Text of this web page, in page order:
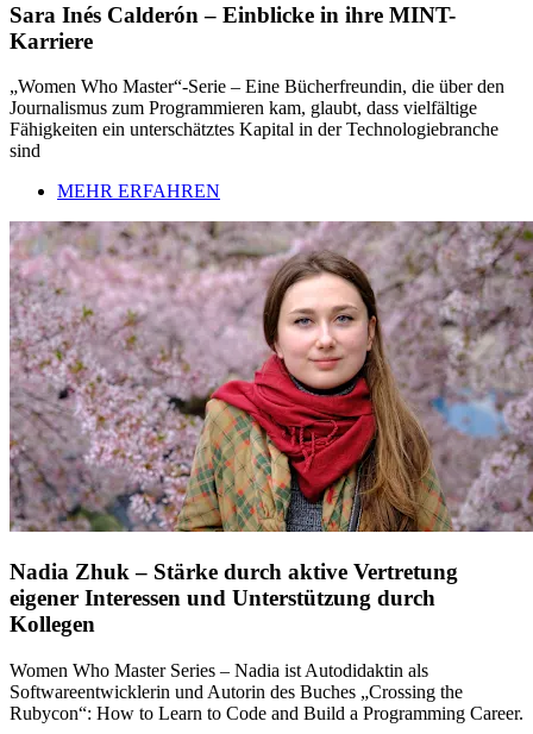
Sara Inés Calderón – Einblicke in ihre MINT-
Karriere
„Women Who Master“-Serie – Eine Bücherfreundin, die über den
Journalismus zum Programmieren kam, glaubt, dass vielfältige
Fähigkeiten ein unterschätztes Kapital in der Technologiebranche
sind
MEHR ERFAHREN
Nadia Zhuk – Stärke durch aktive Vertretung
eigener Interessen und Unterstützung durch
Kollegen
Women Who Master Series – Nadia ist Autodidaktin als
Softwareentwicklerin und Autorin des Buches „Crossing the
Rubycon“: How to Learn to Code and Build a Programming Career.